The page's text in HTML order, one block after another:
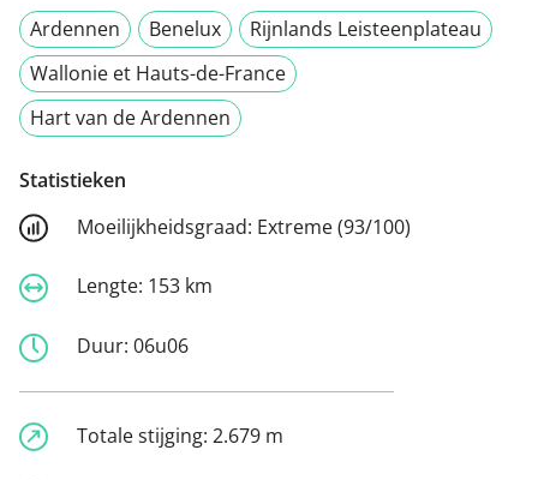
Ardennen
Benelux
Rijnlands Leisteenplateau
Wallonie et Hauts-de-France
Hart van de Ardennen
Statistieken
Moeilijkheidsgraad: Extreme (93/100)
Lengte: 153 km
Duur: 06u06
Totale stijging: 2.679 m